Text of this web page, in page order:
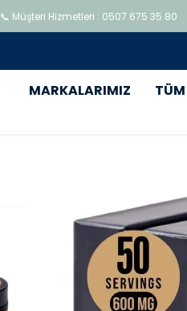
📞 Müşteri Hizmetleri : 0507 675 35 80
MARKALARIMIZ TÜM